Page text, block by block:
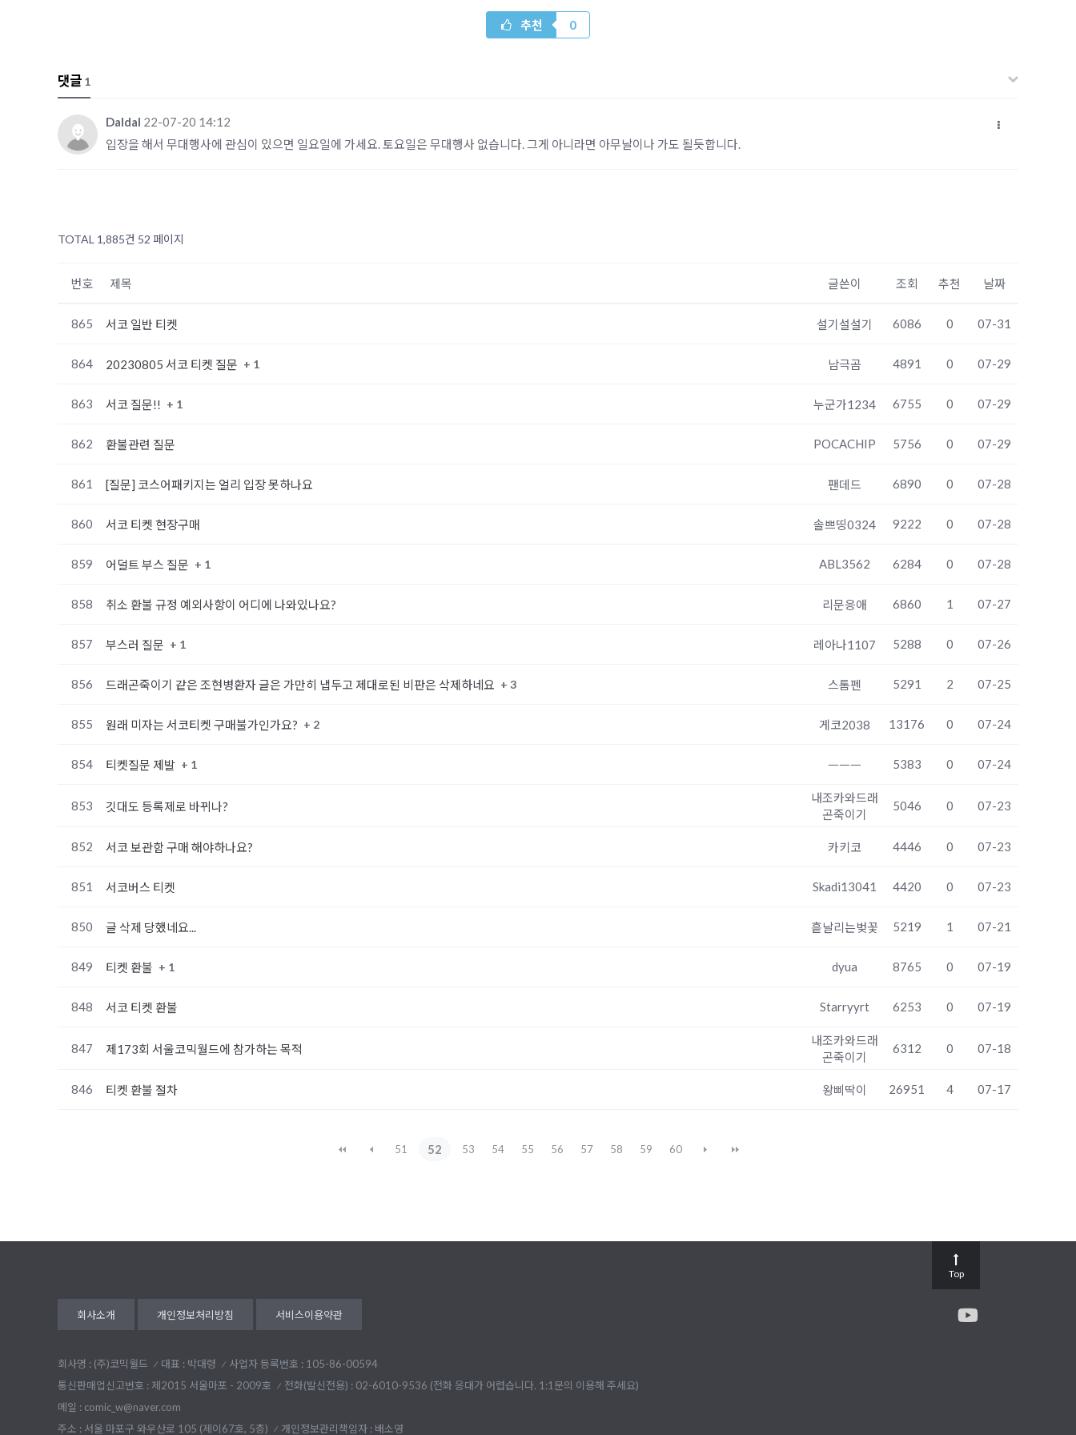
추천 0
댓글 1
Daldal 22-07-20 14:12
입장을 해서 무대행사에 관심이 있으면 일요일에 가세요. 토요일은 무대행사 없습니다. 그게 아니라면 아무날이나 가도 될듯합니다.
TOTAL 1,885건 52 페이지
번호 제목 글쓴이 조회 추천 날짜
865 서코 일반 티켓 설기설설기 6086 0 07-31
864 20230805 서코 티켓 질문 + 1 남극곰 4891 0 07-29
863 서코 질문!! + 1 누군가1234 6755 0 07-29
862 환불관련 질문 POCACHIP 5756 0 07-29
861 [질문] 코스어패키지는 얼리 입장 못하나요 팬데드 6890 0 07-28
860 서코 티켓 현장구매 솔쁘띵0324 9222 0 07-28
859 어덜트 부스 질문 + 1 ABL3562 6284 0 07-28
858 취소 환불 규정 예외사항이 어디에 나와있나요? 리문응애 6860 1 07-27
857 부스러 질문 + 1 레아나1107 5288 0 07-26
856 드래곤죽이기 같은 조현병환자 글은 가만히 냅두고 제대로된 비판은 삭제하네요 + 3 스톰펜 5291 2 07-25
855 원래 미자는 서코티켓 구매불가인가요? + 2 게코2038 13176 0 07-24
854 티켓질문 제발 + 1 ㅡㅡㅡ 5383 0 07-24
853 깃대도 등록제로 바뀌나?
내조카와드래
곤죽이기
5046 0 07-23
852 서코 보관함 구매 해야하나요? 카키코 4446 0 07-23
851 서코버스 티켓 Skadi13041 4420 0 07-23
850 글 삭제 당했네요... 흩날리는벚꽃 5219 1 07-21
849 티켓 환불 + 1 dyua 8765 0 07-19
848 서코 티켓 환불 Starryyrt 6253 0 07-19
847 제173회 서울코믹월드에 참가하는 목적
내조카와드래
곤죽이기
6312 0 07-18
846 티켓 환불 절차 왕삐딱이 26951 4 07-17
51 52 53 54 55 56 57 58 59 60
맨끝
회사소개 개인정보처리방침 서비스이용약관
회사명 : (주)코믹월드 대표 : 박대령
사업자 등록번호 : 105-86-00594
통신판매업신고번호 : 제2015 서울마포 - 2009호
전화(발신전용) : 02-6010-9536 (전화 응대가 어렵습니다. 1:1문의 이용해 주세요)
메일 : comic_w@naver.com
주소 : 서울 마포구 와우산로 105 (제이67호, 5층)
개인정보관리책임자 : 배소영
Top